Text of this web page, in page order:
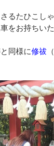
さるたひこし
をお持ちい
同様に修祓